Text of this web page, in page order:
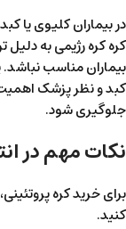
در بیماران کلیوی یا
کره کره رژیمی به
بیماران مناسب
کبد و نظر پزشک اهمیت
جلوگیری شود.
نکات مهم در
برای خرید کره
کنید.